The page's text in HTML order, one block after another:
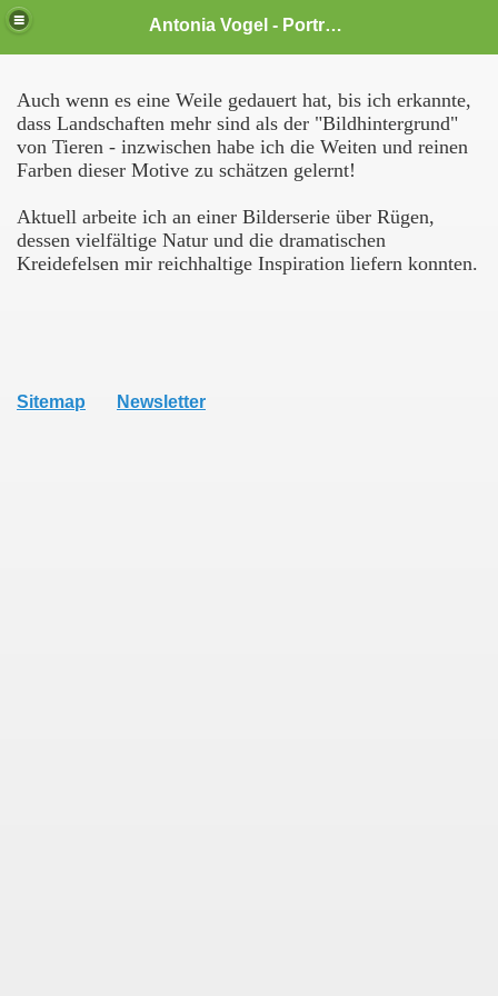
Antonia Vogel - Portraitmalerei und Illustrationen
Auch wenn es eine Weile gedauert hat, bis ich erkannte,
dass Landschaften mehr sind als der "Bildhintergrund"
von Tieren - inzwischen habe ich die Weiten und reinen
Farben dieser Motive zu schätzen gelernt!
Aktuell arbeite ich an einer Bilderserie über Rügen,
dessen vielfältige Natur und die dramatischen
Kreidefelsen mir reichhaltige Inspiration liefern konnten.
Sitemap Newsletter